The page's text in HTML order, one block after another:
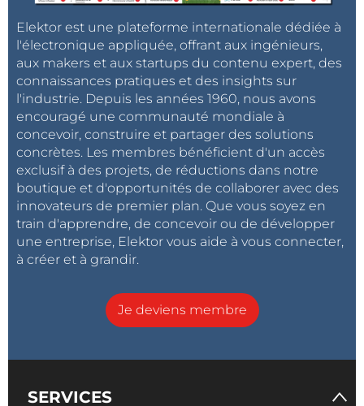
Elektor est une plateforme internationale dédiée à
l'électronique appliquée, offrant aux ingénieurs,
aux makers et aux startups du contenu expert, des
connaissances pratiques et des insights sur
l'industrie. Depuis les années 1960, nous avons
encouragé une communauté mondiale à
concevoir, construire et partager des solutions
concrètes. Les membres bénéficient d'un accès
exclusif à des projets, de réductions dans notre
boutique et d'opportunités de collaborer avec des
innovateurs de premier plan. Que vous soyez en
train d'apprendre, de concevoir ou de développer
une entreprise, Elektor vous aide à vous connecter,
à créer et à grandir.
Je deviens membre
SERVICES